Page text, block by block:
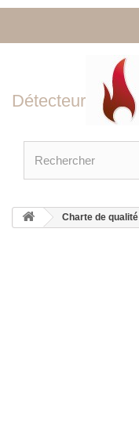
Détecteur
Charte de qualité